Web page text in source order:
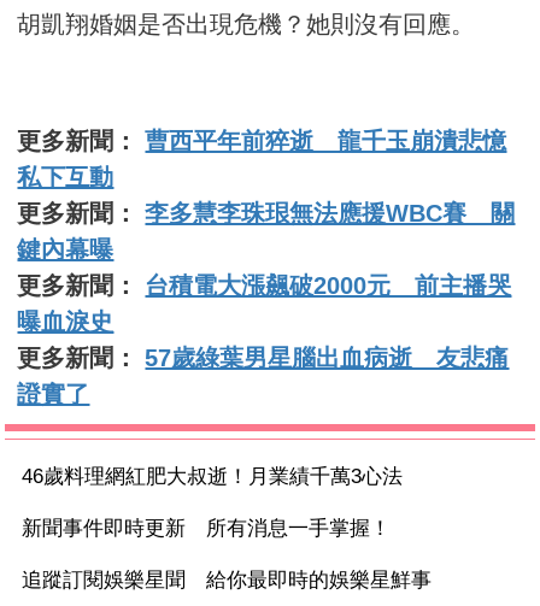
胡凱翔婚姻是否出現危機？她則沒有回應。
更多新聞：曹西平年前猝逝 龍千玉崩潰悲憶
私下互動
更多新聞：李多慧李珠珢無法應援WBC賽 關
鍵內幕曝
更多新聞： 台積電大漲飆破2000元 前主播哭
曝血淚史
更多新聞：57歲綠葉男星腦出血病逝 友悲痛
證實了
46歲料理網紅肥大叔逝！月業績千萬3心法
新聞事件即時更新 所有消息一手掌握！
追蹤訂閱娛樂星聞 給你最即時的娛樂星鮮事